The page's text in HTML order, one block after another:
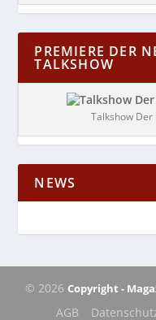
PREMIERE DER
TALKSHOW
Talkshow Der
NEWS
© 2026 Copyright -
AGB